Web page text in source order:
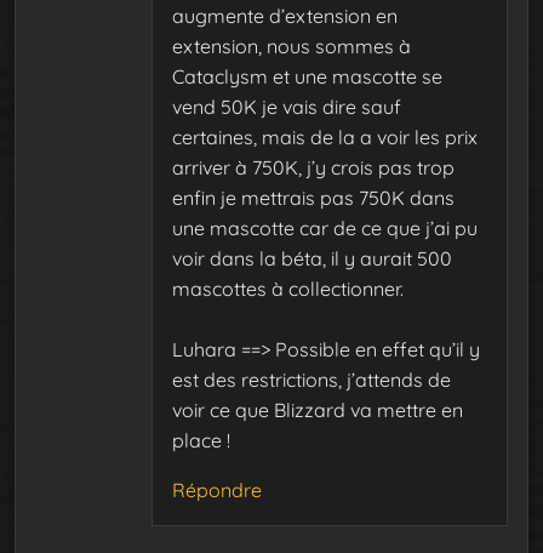
augmente d’extension en
extension, nous sommes à
Cataclysm et une mascotte se
vend 50K je vais dire sauf
certaines, mais de la a voir les prix
arriver à 750K, j’y crois pas trop
enfin je mettrais pas 750K dans
une mascotte car de ce que j’ai pu
voir dans la béta, il y aurait 500
mascottes à collectionner.
Luhara ==> Possible en effet qu’il y
est des restrictions, j’attends de
voir ce que Blizzard va mettre en
place !
Répondre